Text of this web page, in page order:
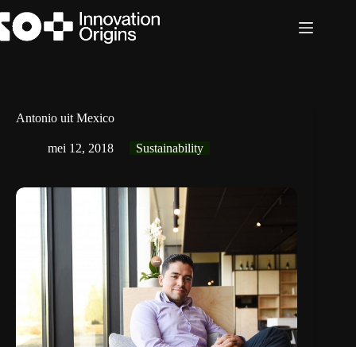
naar
de
Antonio uit Mexico
mei 12, 2018 Sustainability